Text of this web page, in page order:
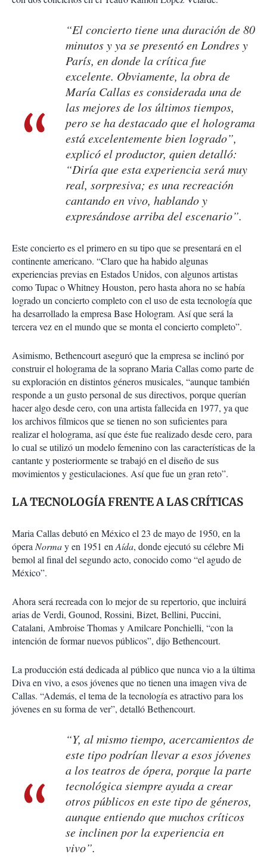
“El concierto tiene una duración de 80
minutos y ya se presentó en Londres y
París, en donde la crítica fue
excelente. Obviamente, la obra de
María Callas es considerada una de
las mejores de los últimos tiempos,
pero se ha destacado que el holograma
está excelentemente bien logrado”,
explicó el productor, quien detalló:
“Diría que esta experiencia será muy
real, sorpresiva; es una recreación
cantando en vivo, hablando y
expresándose arriba del escenario”.
Este concierto es el primero en su tipo que se presentará en el
continente americano. “Claro que ha habido algunas
experiencias previas en Estados Unidos, con algunos artistas
como Tupac o Whitney Houston, pero hasta ahora no se había
logrado un concierto completo con el uso de esta tecnología que
ha desarrollado la empresa Base Hologram. Así que será la
tercera vez en el mundo que se monta el concierto completo”.
Asimismo, Bethencourt aseguró que la empresa se inclinó por
construir el holograma de la soprano Maria Callas como parte de
su exploración en distintos géneros musicales, “aunque también
responde a un gusto personal de sus directivos, porque querían
hacer algo desde cero, con una artista fallecida en 1977, ya que
los archivos fílmicos que se tienen no son suficientes para
realizar el holograma, así que éste fue realizado desde cero, para
lo cual se utilizó un modelo femenino con las características de la
cantante y posteriormente se trabajó en el diseño de sus
movimientos y gesticulaciones. Así que fue un gran reto”.
LA TECNOLOGÍA FRENTE A LAS CRÍTICAS
Maria Callas debutó en México el 23 de mayo de 1950, en la
óperaNormay en 1951 enAída, donde ejecutó su célebre Mi
bemol al final del segundo acto, conocido como “el agudo de
México”.
Ahora será recreada con lo mejor de su repertorio, que incluirá
arias de Verdi, Gounod, Rossini, Bizet, Bellini, Puccini,
Catalani, Ambroise Thomas y Amilcare Ponchielli, “con la
intención de formar nuevos públicos”, dijo Bethencourt.
La producción está dedicada al público que nunca vio a la última
Diva en vivo, a esos jóvenes que no tienen una imagen viva de
Callas. “Además, el tema de la tecnología es atractivo para los
jóvenes en su forma de ver”, detalló Bethencourt.
“Y, al mismo tiempo, acercamientos de
este tipo podrían llevar a esos jóvenes
a los teatros de ópera, porque la parte
tecnológica siempre ayuda a crear
otros públicos en este tipo de géneros,
aunque entiendo que muchos críticos
se inclinen por la experiencia en
vivo”.